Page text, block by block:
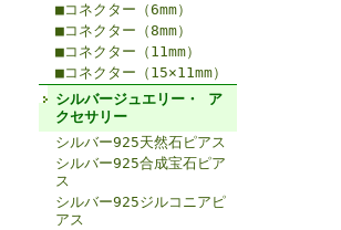
■コネクター（6mm）
■コネクター（8mm）
■コネクター（11mm）
■コネクター（15×11mm）
シルバージュエリー・ ア
クセサリー
シルバー925天然石ピアス
シルバー925合成宝石ピア
ス
シルバー925ジルコニアピ
アス